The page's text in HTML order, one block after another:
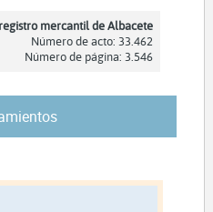
mercantil de Albacete
Número de acto: 33.462
Número de página: 3.546